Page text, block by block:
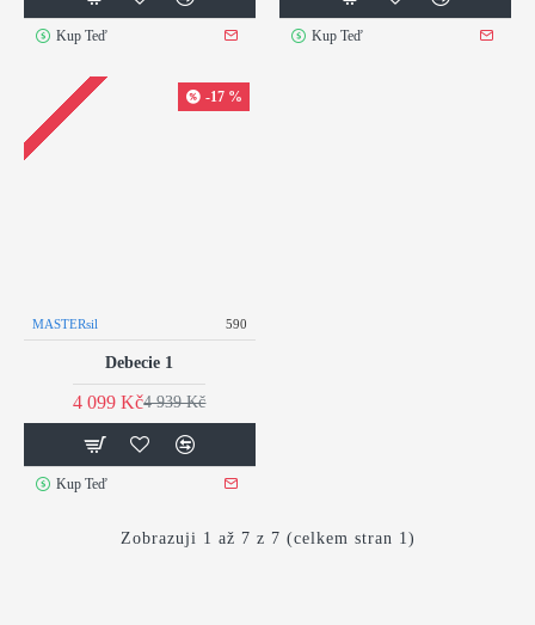
Kup Teď Kup Teď
-17 %
MASTERsil 590
Debecie 1
4 099 Kč4 939 Kč
Kup Teď
Zobrazuji 1 až 7 z 7 (celkem stran 1)